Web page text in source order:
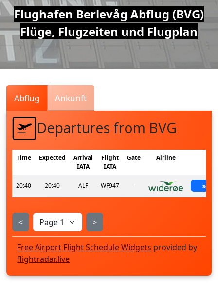
Air
Traffic
Live
Flughafen Berlevåg Abflug (BVG)
Flüge, Flugzeiten und Flugplan
Abflug Ankunft
Departures from BVG
Time Expected
Arrival
IATA
Flight
IATA
Gate Airline
20:40 20:40 ALF WF947 -
< >
Free Airport Flight Schedule Widgets provided by
flightradar.live